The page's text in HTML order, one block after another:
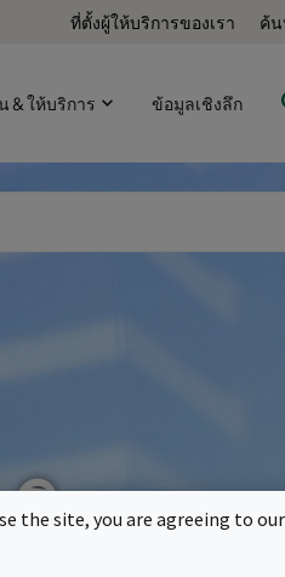
ที่ตั้งผู้ให้บริการของเรา ค้น
& ให้บริการ ข้อมูลเชิงลึก
น
the site, you are agreeing to